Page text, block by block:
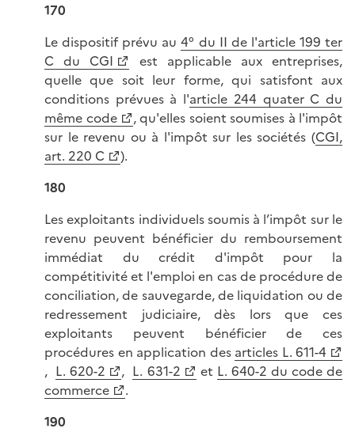
170
Le dispositif prévu au4° du II de l'article 199 ter
C du CGI
est applicable aux entreprises,
quelle que soit leur forme, qui satisfont aux
conditions prévues à l'article 244 quater C du
même code
, qu'elles soient soumises à l'impôt
sur le revenu ou à l'impôt sur les sociétés (CGI,
art. 220 C
).
180
Les exploitants individuels soumis à l’impôt sur le
revenu peuvent bénéficier du remboursement
immédiat du crédit d'impôt pour la
compétitivité et l'emploi en cas de procédure de
conciliation, de sauvegarde, de liquidation ou de
redressement judiciaire, dès lors que ces
exploitants peuvent bénéficier de ces
procédures en application des articles L. 611-4
, L. 620-2 , L. 631-2 et L. 640-2 du code de
commerce
.
190